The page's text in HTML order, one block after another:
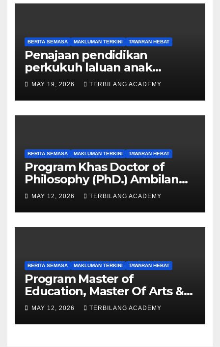
BERITA SEMASA MAKLUMAN TERKINI TAWARAN HEBAT
Penajaan pendidikan
perkukuh laluan anak
Sarawak ke peringkat
Sarjana, PhD
MAY 19, 2026 TERBILANG ACADEMY
BERITA SEMASA MAKLUMAN TERKINI TAWARAN HEBAT
Program Khas Doctor of
Philosophy (PhD.) Ambilan
September 2026 Kini Dibuka
MAY 12, 2026 TERBILANG ACADEMY
BERITA SEMASA MAKLUMAN TERKINI TAWARAN HEBAT
Program Master of
Education, Master Of Arts &
Master of Science UPSI
Ambilan September 2026
Kini Dibuka
MAY 12, 2026 TERBILANG ACADEMY